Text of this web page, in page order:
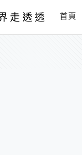
走透透 首頁